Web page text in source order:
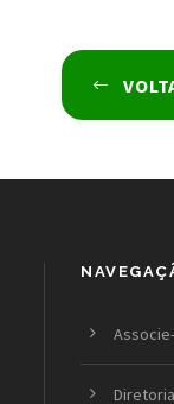
Diretoria